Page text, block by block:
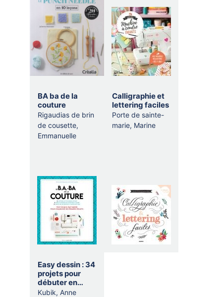
BA ba de la
couture
Rigaudias de brin
de cousette,
Emmanuelle
Calligraphie et
lettering faciles
Porte de sainte-
marie, Marine
Easy dessin : 34
projets pour
débuter en
dessin
Kubik, Anne